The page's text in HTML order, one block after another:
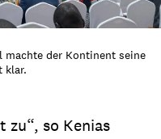
machte der Kontinent seine
klar.
so Kenias